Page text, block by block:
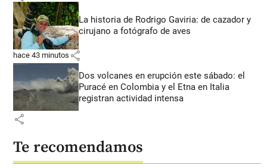
La historia de Rodrigo Gaviria: de cazador y
cirujano a fotógrafo de aves
hace 43 minutos share
Dos volcanes en erupción este sábado: el
Puracé en Colombia y el Etna en Italia
registran actividad intensa
share
Te recomendamos